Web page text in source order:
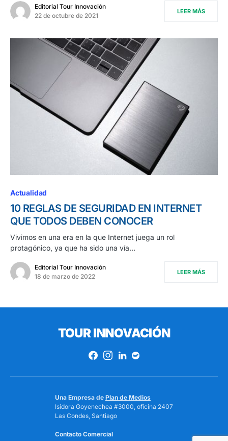
Editorial Tour Innovación
22 de octubre de 2021
LEER MÁS
Actualidad
10 REGLAS DE SEGURIDAD EN INTERNET
QUE TODOS DEBEN CONOCER
Vivimos en una era en la que Internet juega un rol
protagónico, ya que ha sido una vía…
Editorial Tour Innovación
18 de marzo de 2022
LEER MÁS
TOUR INNOVACIÓN
Una Empresa de Plan de Medios
Isidora Goyenechea #3000, oficina 2407
Las Condes, Santiago
Contacto Comercial